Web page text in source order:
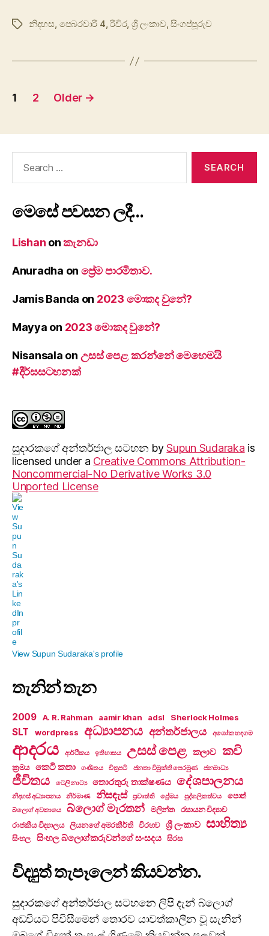
Tagsනිදහස, පෙබරවාරි 4,රිවිර, ශ්‍රී ලංකාව,සිංගප්පූරුව
Posts
1 2 Older →
මෙසේ පවසන ලදී…
Lishan onකැනඩා
Anuradha on ප්‍රේම පාරමිතාව.
Jamis Banda on 2023 මොකද වුනේ?
Mayya on 2023 මොකද වුනේ?
Nisansala on උසස් පෙළ කරන්නේ මෙහෙමයි
#දීර්ඝසටහනක්
සුදාරක‍ගේ අන්තර්ජාල සටහන bySupun Sudaraka is
licensed under a Creative Commons Attribution-
Noncommercial-No Derivative Works 3.0
Unported License
View Supun Sudaraka's profile
තැනින් තැන
2009 A. R. Rahman aamir khan adsl Sherlock Holmes
SLT wordpress අධ්‍යාපනය අන්තර්ජාලය අශෝක හඳගම
ආදරය ආර්ථිකය ඉතිහාසය උසස් පෙළ කලාව කවි
ක්‍රමය කෙටි කතා ගණිතය චිත්‍රපටි ජනතා විමුක්ති පෙරමුණ ජනමාධ්‍ය
ජීවිතය ටෙලි නාට්‍ය තොරතුරු තාක්ෂණය දේශපාලනය
නිදහස් අධ්‍යාපනය නිර්මාණ නිසඳැස් ප්‍රවෘත්ති ප්‍රේමය පුද්ගලිකත්වය පොත්
බ්ලොග් අවකාශය බ්ලොග් මැරතන් මලින්ත
රසායන විද්‍යාව
රාජකීය විද්‍යාලය
ලියනගේ අමරකීර්ති විරහව ශ්‍රී ලංකාව සාහිත්‍ය
සිංහල සිංහල බ්ලොග්කරුවන්ගේ සංසදය සිරස
විද්‍යුත් තැපෑලෙන් කියවන්න.
සුදාරකගේ අන්තර්ජාල සටහනෙ ලිපි දැන් බ්ලොග්
අඩවියට පිවිසීමෙන් තොරව යාවත්කාලීන වූ සැනින්